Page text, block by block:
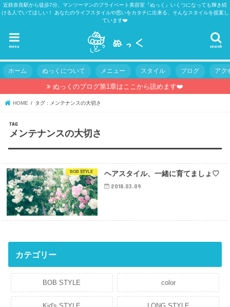
近鉄奈良駅から徒歩7分、マンツーマンのプライベート美容室『ぬっく』いくつになっても輝き続
ける人でいてほしい！ あなたのライフスタイルや思いをカタチに出来る、そんなスタイルを提案し
ています❤️
search
menu
ホーム ぬっくについて メニュー スタイル ブログ アク
ぬっくのブログ第1章はここから読めます❤️
HOME タグ : メンテナンスの大切さ
TAG
メンテナンスの大切さ
BOB STYLE ヘアスタイル、一緒に育てましょ♡
2018.03.09
カテゴリー
BOB STYLE color